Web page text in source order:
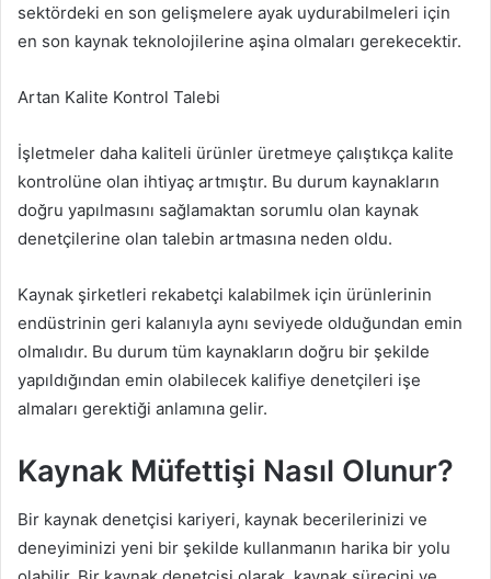
sektördeki en son gelişmelere ayak uydurabilmeleri için
en son kaynak teknolojilerine aşina olmaları gerekecektir.
Artan Kalite Kontrol Talebi
İşletmeler daha kaliteli ürünler üretmeye çalıştıkça kalite
kontrolüne olan ihtiyaç artmıştır. Bu durum kaynakların
doğru yapılmasını sağlamaktan sorumlu olan kaynak
denetçilerine olan talebin artmasına neden oldu.
Kaynak şirketleri rekabetçi kalabilmek için ürünlerinin
endüstrinin geri kalanıyla aynı seviyede olduğundan emin
olmalıdır. Bu durum tüm kaynakların doğru bir şekilde
yapıldığından emin olabilecek kalifiye denetçileri işe
almaları gerektiği anlamına gelir.
Kaynak Müfettişi Nasıl Olunur?
Bir kaynak denetçisi kariyeri, kaynak becerilerinizi ve
deneyiminizi yeni bir şekilde kullanmanın harika bir yolu